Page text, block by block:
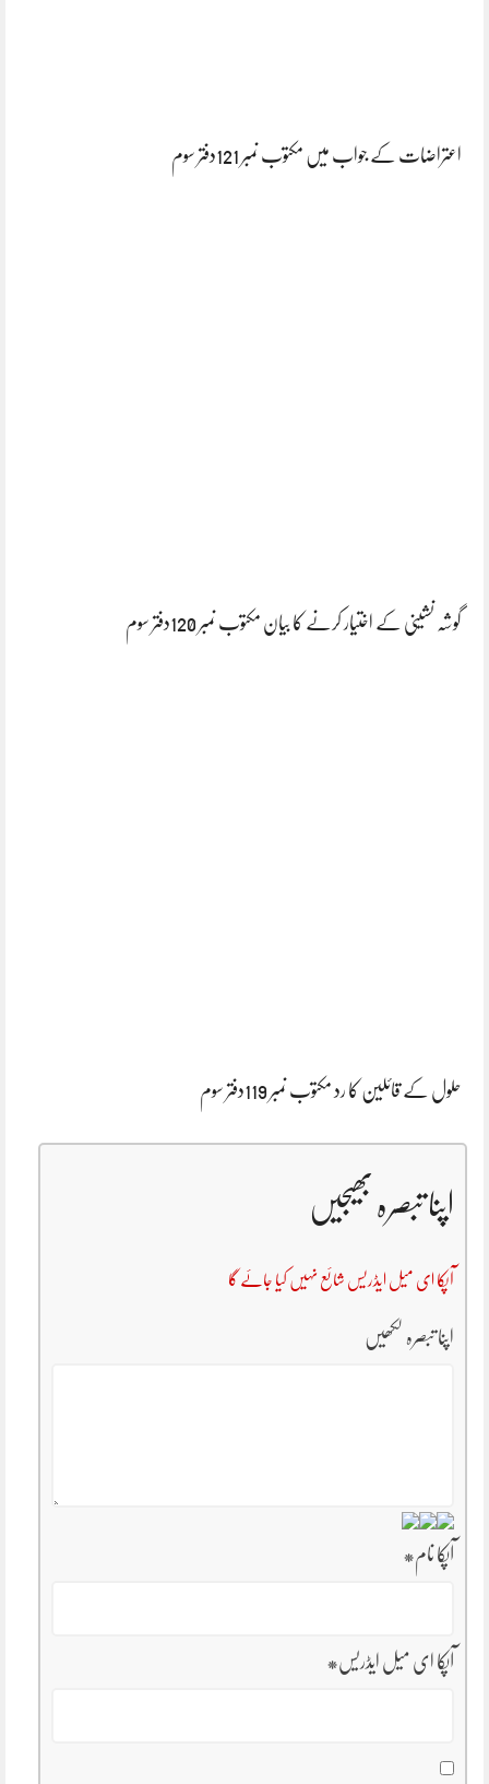
اعتراضات کے جواب میں مکتوب نمبر 121دفتر سوم
گوشہ نشینی کے اختیار کرنے کا بیان مکتوب نمبر 120دفتر سوم
حلول کے قائلین کا رد مکتوب نمبر 119دفتر سوم
اپنا تبصرہ بھیجیں
آپکا ای میل ایڈریس شائع نہیں کیا جائے گا
اپنا تبصرہ لکھیں
آپکا نام*
آپکا ای میل ایڈریس*